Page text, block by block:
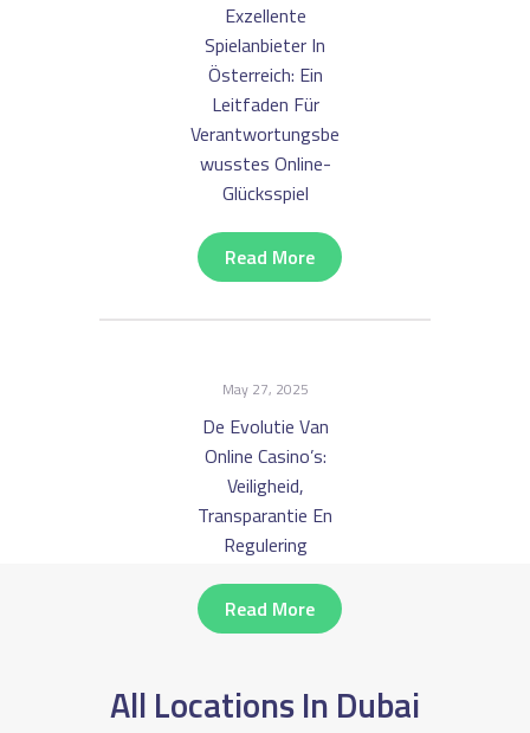
Exzellente
Spielanbieter In
Österreich: Ein
Leitfaden Für
Verantwortungsbe
Wusstes Online-
Glücksspiel
Read More
May 27, 2025
De Evolutie Van
Online Casino’s:
Veiligheid,
Transparantie En
Regulering
Read More
All Locations In Dubai